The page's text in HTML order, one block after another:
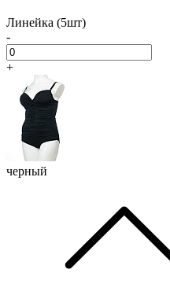
Линейка (5шт)
-
+
черный